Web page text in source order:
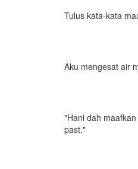
Tulus kata-kata
Aku mengesat air
"Hani dah
past."